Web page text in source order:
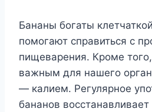
Бананы богаты
помогают справиться с
пищеварения. Кроме
важным для нашего
— калием. Регулярное
бананов